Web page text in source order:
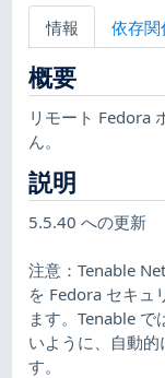
情報 依存関
概要
リモート Fedora
ん。
説明
5.5.40 への更新
注意：Tenable
を Fedora セキュ
ます。Tenable
いように、自動
す。